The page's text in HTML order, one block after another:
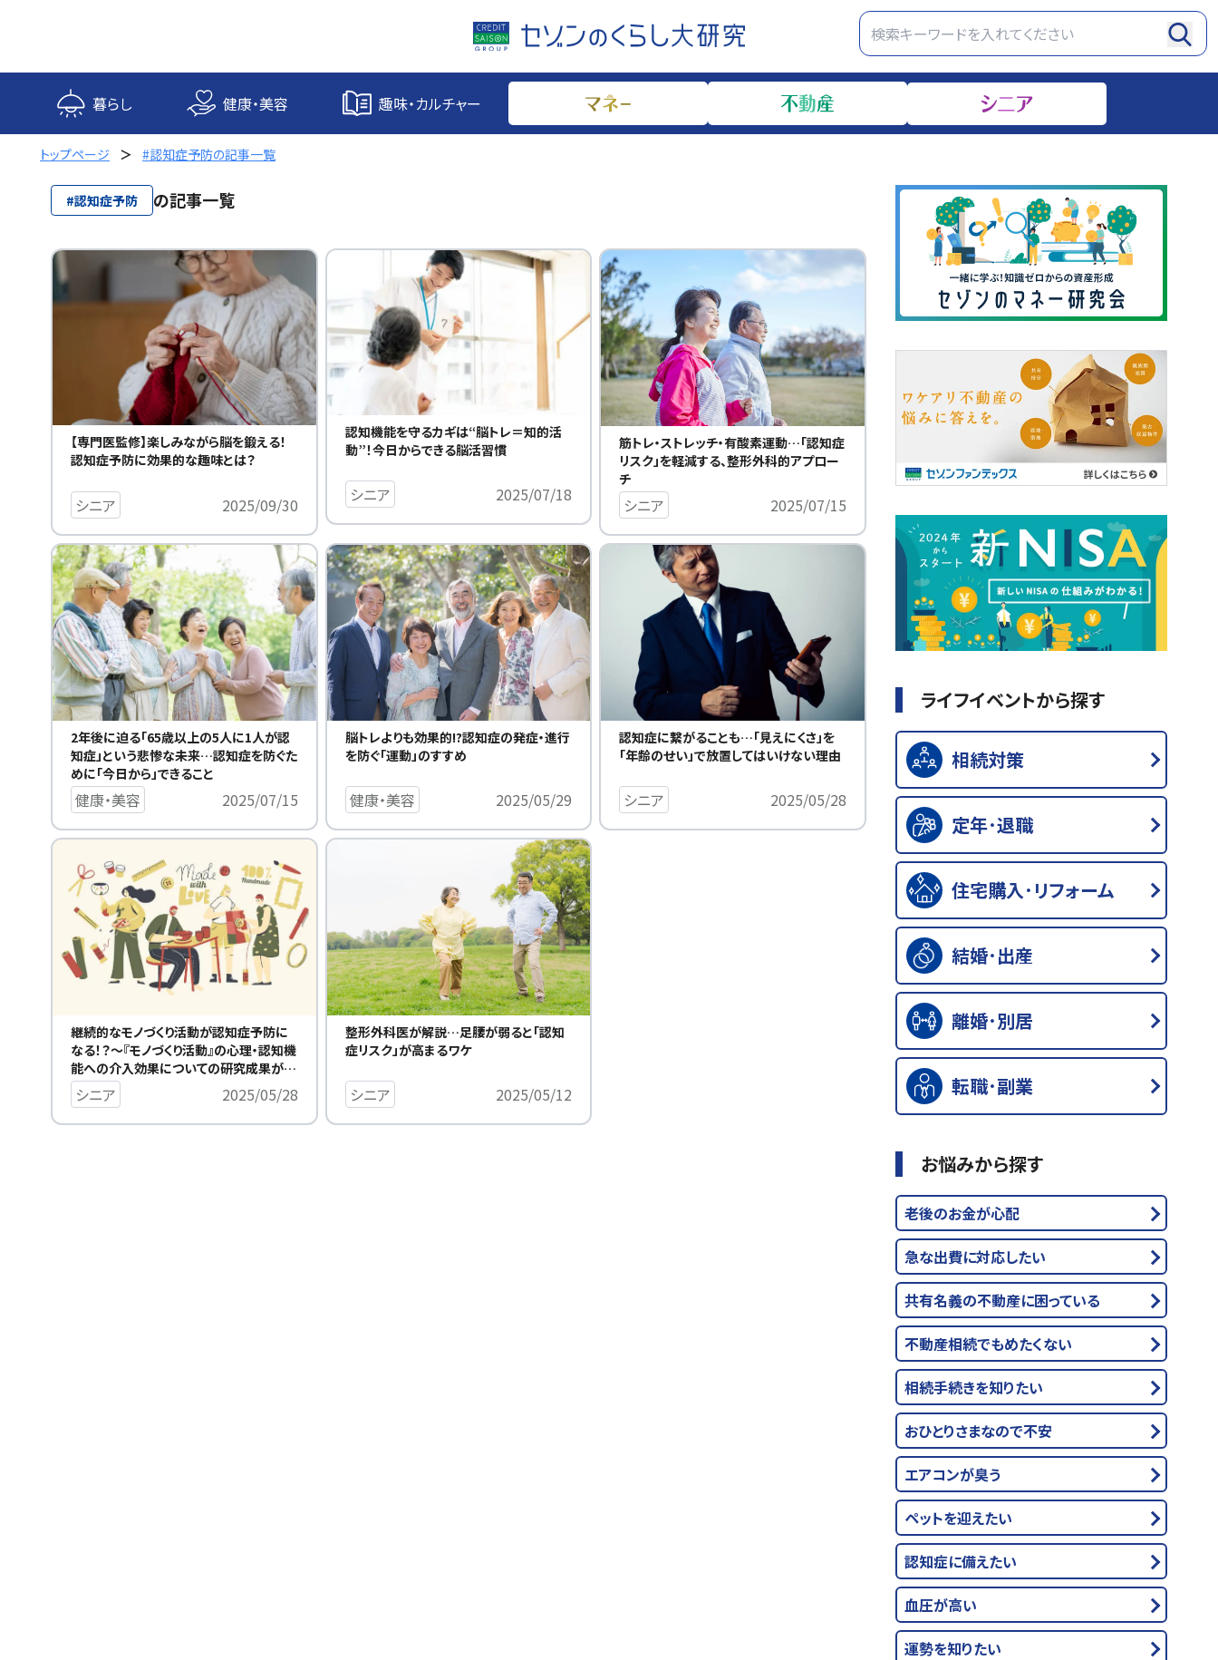
ス
プ
暮らし 健康・美容 趣味・カルチャー
トップページ #認知症予防の記事一覧
#認知症予防 の記事一覧
【専門医監修】楽しみながら脳を鍛える！
認知症予防に効果的な趣味とは？
シニア 2025/09/30
認知機能を守るカギは“脳トレ＝知的活
動”！今日からできる脳活習慣
シニア 2025/07/18
筋トレ・ストレッチ・有酸素運動…「認知症
リスク」を軽減する、整形外科的アプロー
チ
シニア 2025/07/15
2年後に迫る「65歳以上の5人に1人が認
知症」という悲惨な未来…認知症を防ぐた
めに「今日から」できること
健康・美容 2025/07/15
脳トレよりも効果的!?認知症の発症・進行
を防ぐ「運動」のすすめ
健康・美容 2025/05/29
認知症に繋がることも…「見えにくさ」を
「年齢のせい」で放置してはいけない理由
シニア 2025/05/28
継続的なモノづくり活動が認知症予防に
なる！？～『モノづくり活動』の心理・認知機
能への介入効果についての研究成果が発
表されました～
シニア 2025/05/28
整形外科医が解説…足腰が弱ると「認知
症リスク」が高まるワケ
シニア 2025/05/12
ライフイベントから探す
相続対策
定年･退職
住宅購入･リフォーム
結婚･出産
離婚･別居
転職･副業
お悩みから探す
老後のお金が心配
急な出費に対応したい
共有名義の不動産に困っている
不動産相続でもめたくない
相続手続きを知りたい
おひとりさまなので不安
エアコンが臭う
ペットを迎えたい
認知症に備えたい
血圧が高い
運勢を知りたい